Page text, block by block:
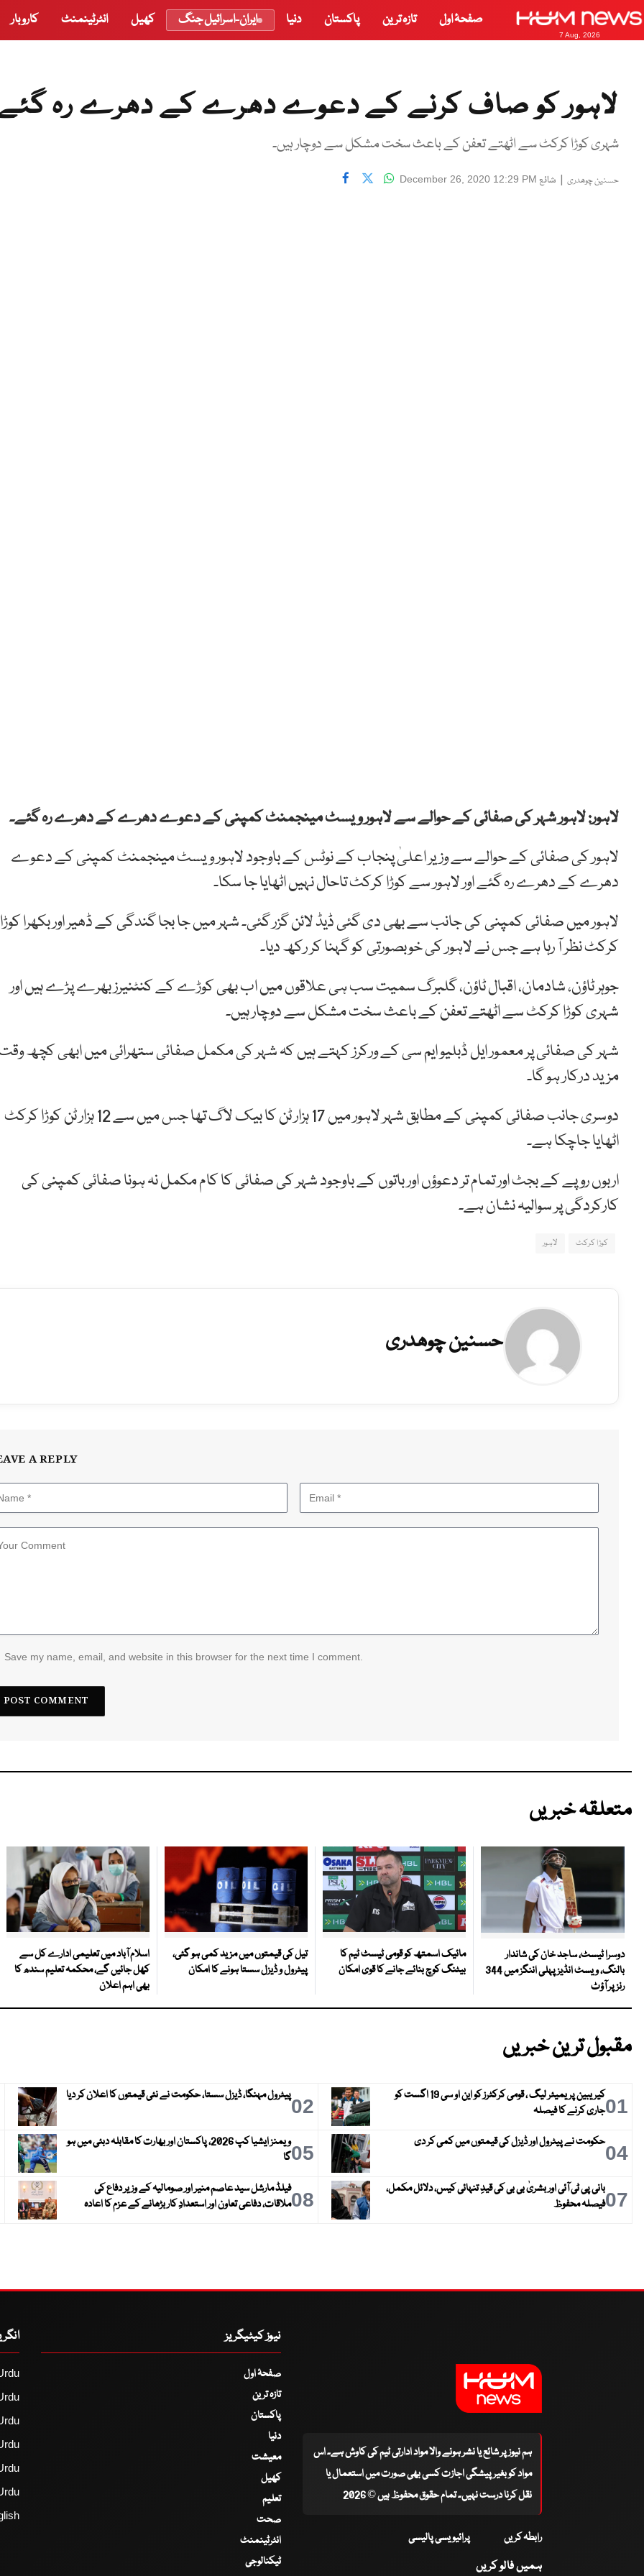
7 Aug, 2026
صفحۂ اول تازہ ترین پاکستان دنیا ایران-اسرائیل جنگ کھیل انٹرٹینمنٹ کاروبار
لاہور کو صاف کرنے کے دعوے دھرے کے دھرے رہ
شہری کوڑا کرکٹ سے اٹھتے تعفن کے باعث سخت مشکل سے دوچار ہیں۔
حسنین چوھدری | شائع December 26, 2020 12:29 PM
لاہور: لاہور شہر کی صفائی کے حوالے سے لاہور ویسٹ مینجمنٹ کمپنی کے دعوے دھرے کے دھرے رہ گئے۔
لاہور کی صفائی کے حوالے سے وزیر اعلیٰ پنجاب کے نوٹس کے باوجود لاہور ویسٹ مینجمنٹ کمپنی کے دعوے
دھرے کے دھرے رہ گئے اور لاہور سے کوڑا کرکٹ تاحال نہیں اٹھایا جا سکا۔
لاہور میں صفائی کمپنی کی جانب سے بھی دی گئی ڈیڈ لائن گزر گئی۔ شہر میں جا بجا گندگی کے ڈھیر اور بکھرا کوڑا
کرکٹ نظر آ رہا ہے جس نے لاہور کی خوبصورتی کو گہنا کر رکھ دیا۔
جوہر ٹاؤن، شادمان، اقبال ٹاؤن، گلبرگ سمیت سب ہی علاقوں میں اب بھی کوڑے کے کنٹنیرز بھرے پڑے ہیں اور
شہری کوڑا کرکٹ سے اٹھتے تعفن کے باعث سخت مشکل سے دوچار ہیں۔
شہر کی صفائی پر معمور ایل ڈبلیو ایم سی کے ورکرز کہتے ہیں کہ شہر کی مکمل صفائی ستھرائی میں ابھی کچھ
مزید درکار ہو گا۔
دوسری جانب صفائی کمپنی کے مطابق شہر لاہور میں 17 ہزار ٹن کا بیک لاگ تھا جس میں سے 12 ہزار ٹن کوڑا کرکٹ
اٹھایا جاچکا ہے۔
اربوں روپے کے بجٹ اور تمام تر دعوؤں اور باتوں کے باوجود شہر کی صفائی کا کام مکمل نہ ہونا صفائی کمپنی کی
کارکردگی پر سوالیہ نشان ہے۔
کوڑا کرکٹ لاہور
حسنین چوھدری
A REPLY
Save my name, email, and website in this browser for the next time I comment.
متعلقہ خبریں
دوسرا ٹیسٹ، ساجد خان کی شاندار
بالنگ، ویسٹ انڈیز پہلی اننگز میں 344
رنز پر آؤٹ
مائیک اسمتھ کو قومی ٹیسٹ ٹیم کا
بیٹنگ کوچ بنائے جانے کا قوی امکان
تیل کی قیمتوں میں مزید کمی ہو گئی،
پیٹرول و ڈیزل سستا ہونے کا امکان
اسلام آباد میں تعلیمی ادارے کل سے
کھل جائیں گے، محکمہ تعلیم سندھ کا
بھی اہم اعلان
مقبول ترین خبریں
01
کیریبین پریمیئر لیگ ، قومی کرکٹرز کو این او سی 19 اگست کو
جاری کرنے کا فیصلہ
02پیٹرول مہنگا، ڈیزل سستا، حکومت نے نئی قیمتوں کا اعلان کر دیا
04حکومت نے پیٹرول اور ڈیزل کی قیمتوں میں کمی کر دی 05
ویمنز ایشیا کپ 2026، پاکستان اور بھارت کا مقابلہ دبئی میں ہو
گا
07بانی پی ٹی آئی اور بشریٰ بی بی کی قیدِ تنہائی کیس، دلائل مکمل،
فیصلہ محفوظ
08فیلڈ مارشل سید عاصم منیر اور صومالیہ کے وزیر دفاع کی
ملاقات، دفاعی تعاون اور استعدادِ کار بڑھانے کے عزم کا اعادہ
ہم نیوز پر شائع یا نشر ہونے والا مواد ادارتی ٹیم کی کاوش ہے۔ اس
مواد کو بغیر پیشگی اجازت کسی بھی صورت میں استعمال یا
نقل کرنا درست نہیں۔ تمام حقوق محفوظ ہیں © 2026
رابطہ کریں پرائیویسی پالیسی
ہمیں فالو کریں
نیوز کیٹیگریز
صفحۂ اول
تازہ ترین
پاکستان
دنیا
معیشت
کھیل
تعلیم
صحت
انٹرٹینمنٹ
ٹیکنالوجی